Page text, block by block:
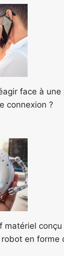
face à une
connexion ?
matériel conçu
en forme